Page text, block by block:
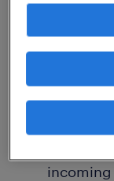
this role,
quality
international
Your